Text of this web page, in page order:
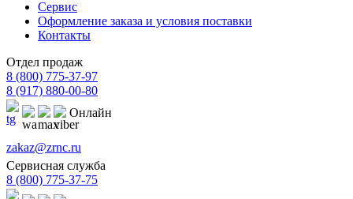
Сервис
Оформление заказа и условия поставки
Контакты
Отдел продаж
8 (800) 775-37-97
8 (917) 880-00-80
Онлайн
zakaz@zrnc.ru
Сервисная служба
8 (800) 775-37-75